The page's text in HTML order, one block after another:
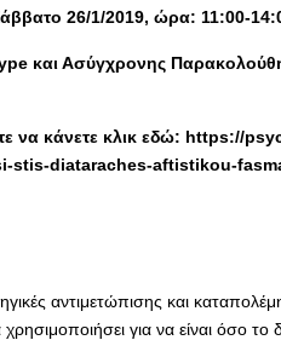
26/1/2019, ώρα: 11:00-
και Ασύγχρονης
να κάνετε κλικ εδώ: https://
stis-diataraches-aftistikou-
αντιμετώπισης και
χρησιμοποιήσει για να είναι όσο